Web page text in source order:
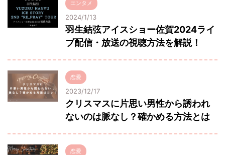
エンタメ
2024/1/13
羽生結弦アイスショー佐賀2024ライ
ブ配信・放送の視聴方法を解説！
恋愛
2023/12/17
クリスマスに片思い男性から誘われ
ないのは脈なし？確かめる方法とは
恋愛